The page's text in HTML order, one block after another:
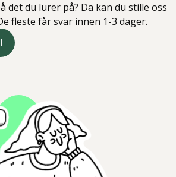
det du lurer på? Da kan du stille oss
fleste får svar innen 1-3 dager.